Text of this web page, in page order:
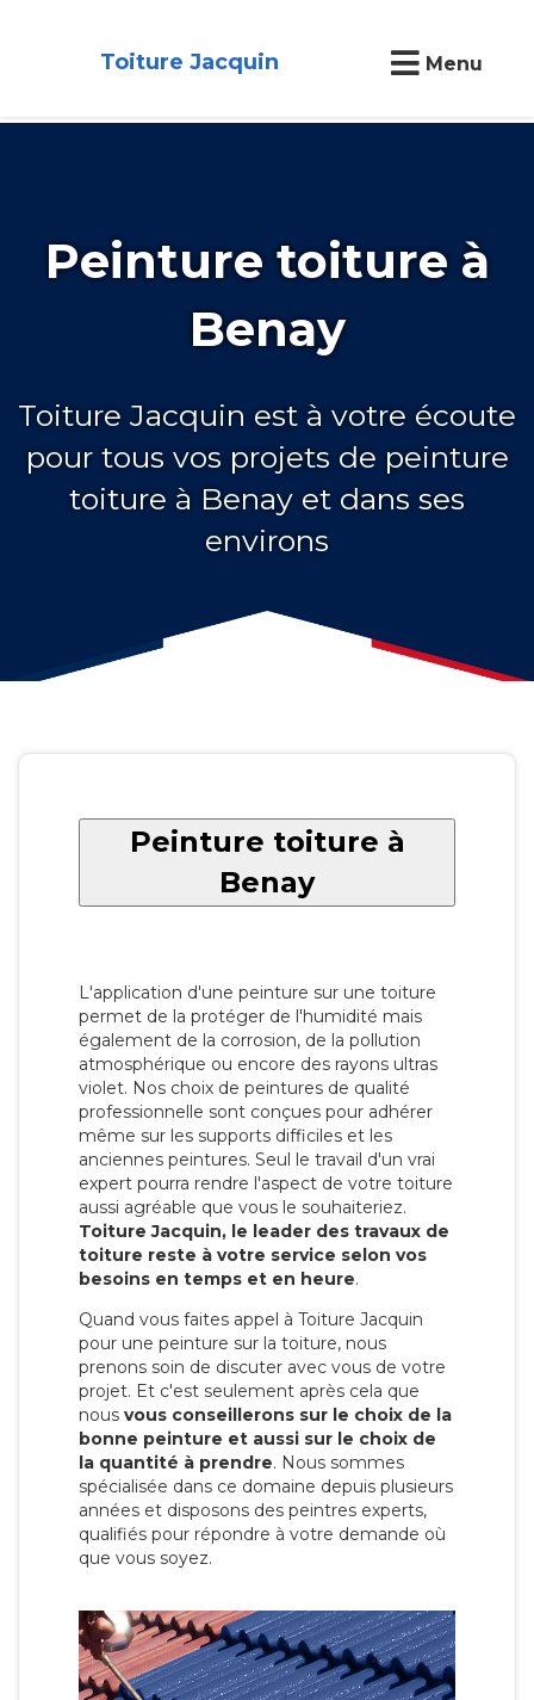
Toiture Jacquin Menu
Peinture toiture à
Benay
Toiture Jacquin est à votre écoute
pour tous vos projets de peinture
toiture à Benay et dans ses
environs
Peinture toiture à
Benay
L'application d'une peinture sur une toiture
permet de la protéger de l'humidité mais
également de la corrosion, de la pollution
atmosphérique ou encore des rayons ultras
violet. Nos choix de peintures de qualité
professionnelle sont conçues pour adhérer
même sur les supports difficiles et les
anciennes peintures. Seul le travail d'un vrai
expert pourra rendre l'aspect de votre toiture
aussi agréable que vous le souhaiteriez.
Toiture Jacquin, le leader des travaux de
toiture reste à votre service selon vos
besoins en temps et en heure.
Quand vous faites appel à Toiture Jacquin
pour une peinture sur la toiture, nous
prenons soin de discuter avec vous de votre
projet. Et c'est seulement après cela que
nous vous conseillerons sur le choix de la
bonne peinture et aussi sur le choix de
la quantité à prendre. Nous sommes
spécialisée dans ce domaine depuis plusieurs
années et disposons des peintres experts,
qualifiés pour répondre à votre demande où
que vous soyez.